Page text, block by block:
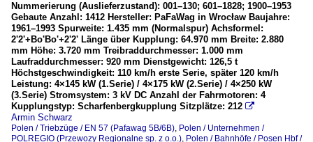
Nummerierung (Auslieferzustand): 001–130; 601–1828; 1900–1953
Gebaute Anzahl: 1412 Hersteller: PaFaWag in Wrocław Baujahre:
1961–1993 Spurweite: 1.435 mm (Normalspur) Achsformel:
2'2'+Bo'Bo'+2'2' Länge über Kupplung: 64.970 mm Breite: 2.880
mm Höhe: 3.720 mm Treibraddurchmesser: 1.000 mm
Laufraddurchmesser: 920 mm Dienstgewicht: 126,5 t
Höchstgeschwindigkeit: 110 km/h erste Serie, später 120 km/h
Leistung: 4×145 kW (1.Serie) / 4×175 kW (2.Serie) / 4×250 kW
(3.Serie) Stromsystem: 3 kV DC Anzahl der Fahrmotoren: 4
Kupplungstyp: Scharfenbergkupplung Sitzplätze: 212 
Armin Schwarz
Polen / Triebzüge / EN 57 (Pafawag 5B/6B), Polen / Unternehmen /
POLREGIO (Przewozy Regionalne sp. z o.o.), Polen / Bahnhöfe / Posen Hbf /